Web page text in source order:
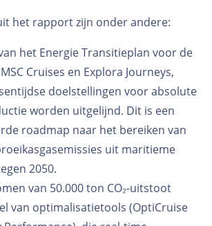
het rapport zijn onder andere:
het Energie Transitieplan voor de
Cruises en Explora Journeys,
doelstellingen voor absolute
worden uitgelijnd. Dit is een
roadmap naar het bereiken van
uit maritieme
2050.
van 50.000 ton CO₂-uitstoot
van optimalisatietools (OptiCruise